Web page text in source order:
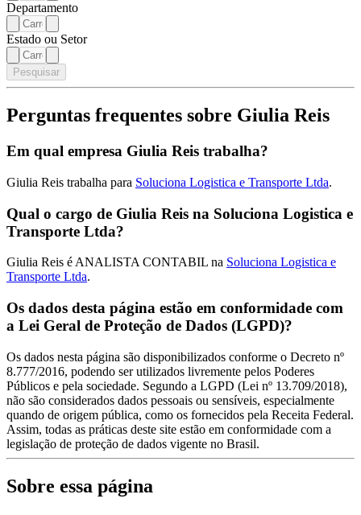
Departamento
Estado ou Setor
Pesquisar
Perguntas frequentes sobre Giulia Reis
Em qual empresa Giulia Reis trabalha?
Giulia Reis trabalha para Soluciona Logistica e Transporte Ltda.
Qual o cargo de Giulia Reis na Soluciona Logistica e
Transporte Ltda?
Giulia Reis é ANALISTA CONTABIL na Soluciona Logistica e
Transporte Ltda.
Os dados desta página estão em conformidade com
a Lei Geral de Proteção de Dados (LGPD)?
Os dados nesta página são disponibilizados conforme o Decreto nº
8.777/2016, podendo ser utilizados livremente pelos Poderes
Públicos e pela sociedade. Segundo a LGPD (Lei nº 13.709/2018),
não são considerados dados pessoais ou sensíveis, especialmente
quando de origem pública, como os fornecidos pela Receita Federal.
Assim, todas as práticas deste site estão em conformidade com a
legislação de proteção de dados vigente no Brasil.
Sobre essa página